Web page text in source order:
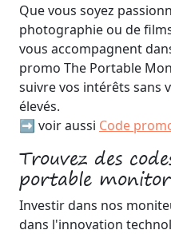
Que vous soyez
photographie ou de
vous accompagnent
promo The Portable
suivre vos intérêts sans
élevés.
➡️ voir aussi Code
Trouvez des
portable
Investir dans nos
dans l'innovation